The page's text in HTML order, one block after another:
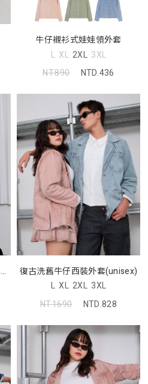
牛仔襯衫式娃娃領外套
L XL 2XL 3XL
NT.890
NTD.436
復古洗舊牛仔西裝外套(unisex)
L XL 2XL 3XL
NT.1690
NTD.828